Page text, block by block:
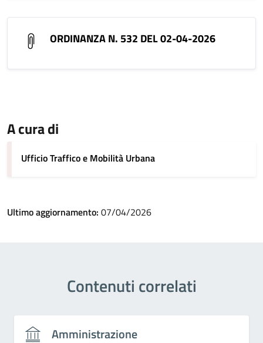
ORDINANZA N. 532 DEL 02-04-2026
A cura di
Ufficio Traffico e Mobilità Urbana
Ultimo aggiornamento: 07/04/2026
Contenuti correlati
Amministrazione